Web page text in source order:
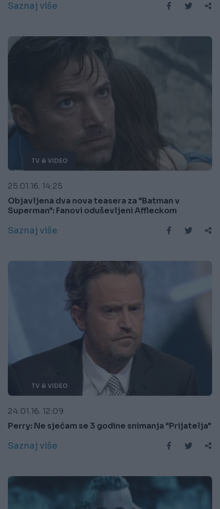
Saznaj više
TV & VIDEO
25.01.16. 14:25
Objavljena dva nova teasera za "Batman v
Superman": Fanovi oduševljeni Affleckom
Saznaj više
TV & VIDEO
24.01.16. 12:09
Perry: Ne sjećam se 3 godine snimanja "Prijatelja"
Saznaj više